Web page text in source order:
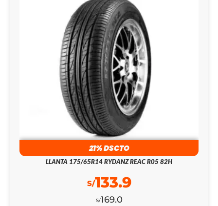
21% DSCTO
LLANTA 175/65R14 RYDANZ REAC R05 82H
S/169.0
S/133.9